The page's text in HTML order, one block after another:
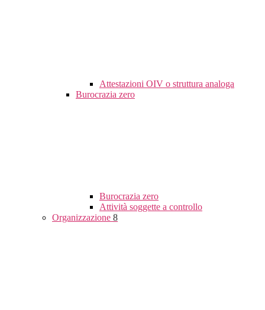
Attestazioni OIV o struttura analoga
Burocrazia zero
Burocrazia zero
Attività soggette a controllo
Organizzazione 8